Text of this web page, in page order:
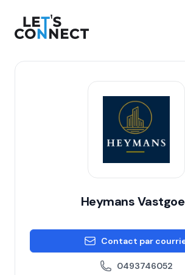
Let's Connect
le menu
Heymans
Contact par
0493746052